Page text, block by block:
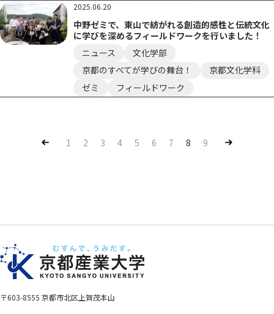
2025.06.20
中野ゼミで、東山で紡がれる創造的感性と伝統文化
に学びを深めるフィールドワークを行いました！
ニュース
文化学部
京都のすべてが学びの舞台！
京都文化学科
ゼミ
フィールドワーク
Pre 1 2 3 4 5 6 7 8 9 Nex
〒603-8555 京都市北区上賀茂本山